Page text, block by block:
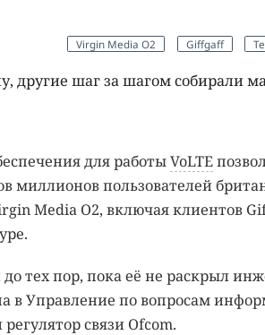
Virgin Media O2 Giffgaff
другие шаг за шагом собирали
для работыVoLTE
миллионов пользователей
Media O2, включая клиентов
тех пор, пока её не раскрыл
в Управление по вопросам
связи Ofcom.